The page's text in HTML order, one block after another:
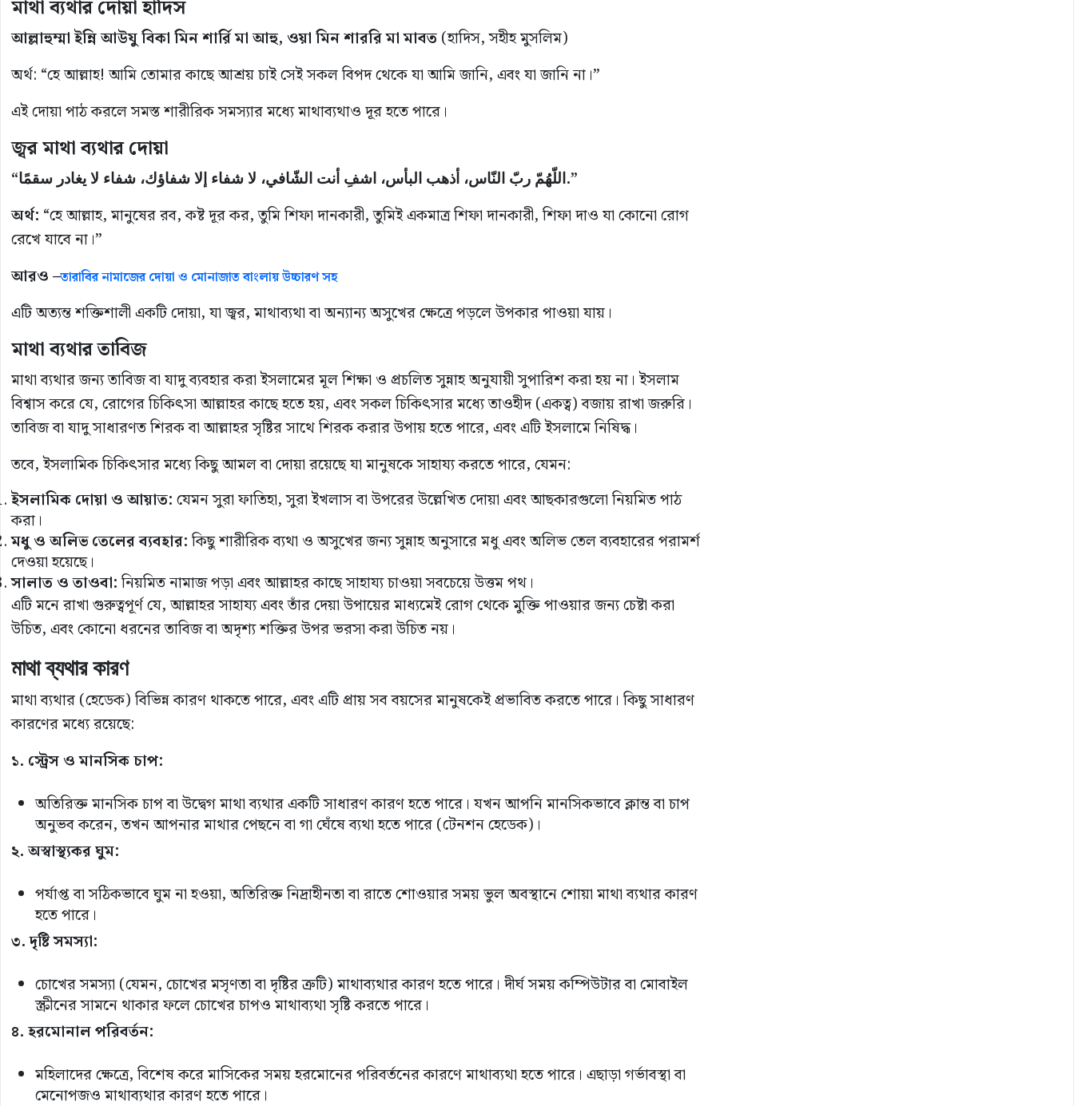
মাথা ব্যথার দোয়া হাদিস
আল্লাহুম্মা ইন্নি আউযু বিকা মিন শার্রি মা আহু, ওয়া মিন শাররি মা মাবত(হাদিস, সহীহ মুসলিম)
অর্থ: “হে আল্লাহ! আমি তোমার কাছে আশ্রয় চাই সেই সকল বিপদ থেকে যা আমি জানি, এবং যা জানি না।”
এই দোয়া পাঠ করলে সমস্ত শারীরিক সমস্যার মধ্যে মাথাব্যথাও দূর হতে পারে।
জ্বর মাথা ব্যথার দোয়া
“اللّهُمّ ربّ النّاس، أذهب البأس، اشفِ أنت الشّافي، لا شفاء إلا شفاؤك، شفاء لا يغادر سقمًا.”
অর্থ: “হে আল্লাহ, মানুষের রব, কষ্ট দূর কর, তুমি শিফা দানকারী, তুমিই একমাত্র শিফা দানকারী, শিফা দাও যা কোনো রোগ
রেখে যাবে না।”
আরও –তারাবির নামাজের দোয়া ও মোনাজাত বাংলায় উচ্চারণ সহ
এটি অত্যন্ত শক্তিশালী একটি দোয়া, যা জ্বর, মাথাব্যথা বা অন্যান্য অসুখের ক্ষেত্রে পড়লে উপকার পাওয়া যায়।
মাথা ব্যথার তাবিজ
মাথা ব্যথার জন্য তাবিজ বা যাদু ব্যবহার করা ইসলামের মূল শিক্ষা ও প্রচলিত সুন্নাহ অনুযায়ী সুপারিশ করা হয় না। ইসলাম
বিশ্বাস করে যে, রোগের চিকিৎসা আল্লাহর কাছে হতে হয়, এবং সকল চিকিৎসার মধ্যে তাওহীদ (একত্ব) বজায় রাখা জরুরি।
তাবিজ বা যাদু সাধারণত শিরক বা আল্লাহর সৃষ্টির সাথে শিরক করার উপায় হতে পারে, এবং এটি ইসলামে নিষিদ্ধ।
তবে, ইসলামিক চিকিৎসার মধ্যে কিছু আমল বা দোয়া রয়েছে যা মানুষকে সাহায্য করতে পারে, যেমন:
ইসলামিক দোয়া ও আয়াত:যেমন সুরা ফাতিহা, সুরা ইখলাস বা উপরের উল্লেখিত দোয়া এবং আছকারগুলো নিয়মিত পাঠ
করা।
মধু ও অলিভ তেলের ব্যবহার:কিছু শারীরিক ব্যথা ও অসুখের জন্য সুন্নাহ অনুসারে মধু এবং অলিভ তেল ব্যবহারের পরামর্শ
দেওয়া হয়েছে।
সালাত ও তাওবা:নিয়মিত নামাজ পড়া এবং আল্লাহর কাছে সাহায্য চাওয়া সবচেয়ে উত্তম পথ।
এটি মনে রাখা গুরুত্বপূর্ণ যে, আল্লাহর সাহায্য এবং তাঁর দেয়া উপায়ের মাধ্যমেই রোগ থেকে মুক্তি পাওয়ার জন্য চেষ্টা করা
উচিত, এবং কোনো ধরনের তাবিজ বা অদৃশ্য শক্তির উপর ভরসা করা উচিত নয়।
মাথা ব্যথার কারণ
মাথা ব্যথার (হেডেক) বিভিন্ন কারণ থাকতে পারে, এবং এটি প্রায় সব বয়সের মানুষকেই প্রভাবিত করতে পারে। কিছু সাধারণ
কারণের মধ্যে রয়েছে:
১. স্ট্রেস ও মানসিক চাপ:
অতিরিক্ত মানসিক চাপ বা উদ্বেগ মাথা ব্যথার একটি সাধারণ কারণ হতে পারে। যখন আপনি মানসিকভাবে ক্লান্ত বা চাপ
অনুভব করেন, তখন আপনার মাথার পেছনে বা গা ঘেঁষে ব্যথা হতে পারে (টেনশন হেডেক)।
২. অস্বাস্থ্যকর ঘুম:
পর্যাপ্ত বা সঠিকভাবে ঘুম না হওয়া, অতিরিক্ত নিদ্রাহীনতা বা রাতে শোওয়ার সময় ভুল অবস্থানে শোয়া মাথা ব্যথার কারণ
হতে পারে।
৩. দৃষ্টি সমস্যা:
চোখের সমস্যা (যেমন, চোখের মসৃণতা বা দৃষ্টির ত্রুটি) মাথাব্যথার কারণ হতে পারে। দীর্ঘ সময় কম্পিউটার বা মোবাইল
স্ক্রীনের সামনে থাকার ফলে চোখের চাপও মাথাব্যথা সৃষ্টি করতে পারে।
৪. হরমোনাল পরিবর্তন:
মহিলাদের ক্ষেত্রে, বিশেষ করে মাসিকের সময় হরমোনের পরিবর্তনের কারণে মাথাব্যথা হতে পারে। এছাড়া গর্ভাবস্থা বা
মেনোপজও মাথাব্যথার কারণ হতে পারে।